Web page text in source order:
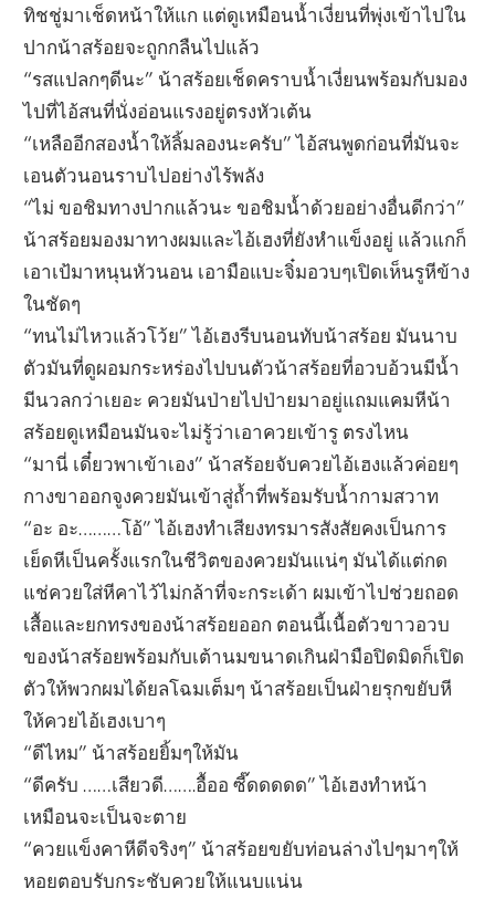
ทิชชู่มาเช็ดหน้าให้แก แต่ดูเหมือนน้ำเงี่ยนที่พุ่งเข้าไปใน
ปากน้าสร้อยจะถูกกลืนไปแล้ว
“รสแปลกๆดีนะ” น้าสร้อยเช็ดคราบน้ำเงี่ยนพร้อมกับมอง
ไปที่ไอ้สนที่นั่งอ่อนแรงอยู่ตรงหัวเต้น
“เหลืออีกสองน้ำให้ลิ้มลองนะครับ” ไอ้สนพูดก่อนที่มันจะ
เอนตัวนอนราบไปอย่างไร้พลัง
“ไม่ ขอชิมทางปากแล้วนะ ขอชิมน้ำด้วยอย่างอื่นดีกว่า”
น้าสร้อยมองมาทางผมและไอ้เฮงที่ยังหำแข็งอยู่ แล้วแกก็
เอาเป้มาหนุนหัวนอน เอามือแบะจิ๋มอวบๆเปิดเห็นรูหีข้าง
ในชัดๆ
“ทนไม่ไหวแล้วโว้ย” ไอ้เฮงรีบนอนทับน้าสร้อย มันนาบ
ตัวมันที่ดูผอมกระหร่องไปบนตัวน้าสร้อยที่อวบอ้วนมีน้ำ
มีนวลกว่าเยอะ ควยมันป่ายไปป่ายมาอยู่แถมแคมหีน้า
สร้อยดูเหมือนมันจะไม่รู้ว่าเอาควยเข้ารู ตรงไหน
“มานี่ เดี๋ยวพาเข้าเอง” น้าสร้อยจับควยไอ้เฮงแล้วค่อยๆ
กางขาออกจูงควยมันเข้าสู่ถ้ำที่พร้อมรับน้ำกามสวาท
“อะ อะ………โอ้” ไอ้เฮงทำเสียงทรมารสังสัยคงเป็นการ
เย็ดหีเป็นครั้งแรกในชีวิตของควยมันแน่ๆ มันได้แต่กด
แช่ควยใส่หีคาไว้ไม่กล้าที่จะกระเด้า ผมเข้าไปช่วยถอด
เสื้อและยกทรงของน้าสร้อยออก ตอนนี้เนื้อตัวขาวอวบ
ของน้าสร้อยพร้อมกับเต้านมขนาดเกินฝ่ามือปิดมิดก็เปิด
ตัวให้พวกผมได้ยลโฉมเต็มๆ น้าสร้อยเป็นฝ่ายรุกขยับหี
ให้ควยไอ้เฮงเบาๆ
“ดีไหม” น้าสร้อยยิ้มๆให้มัน
“ดีครับ ……เสียวดี…….อื้ออ ซี๊ดดดดด” ไอ้เฮงทำหน้า
เหมือนจะเป็นจะตาย
“ควยแข็งคาหีดีจริงๆ” น้าสร้อยขยับท่อนล่างไปๆมาๆให้
หอยตอบรับกระชับควยให้แนบแน่น